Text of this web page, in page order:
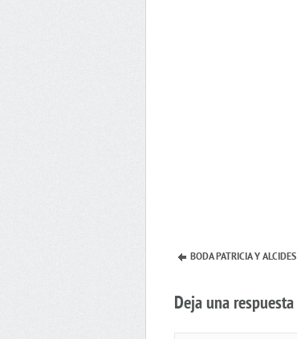
BODA PATRICIA Y ALCIDES
Deja una respuesta